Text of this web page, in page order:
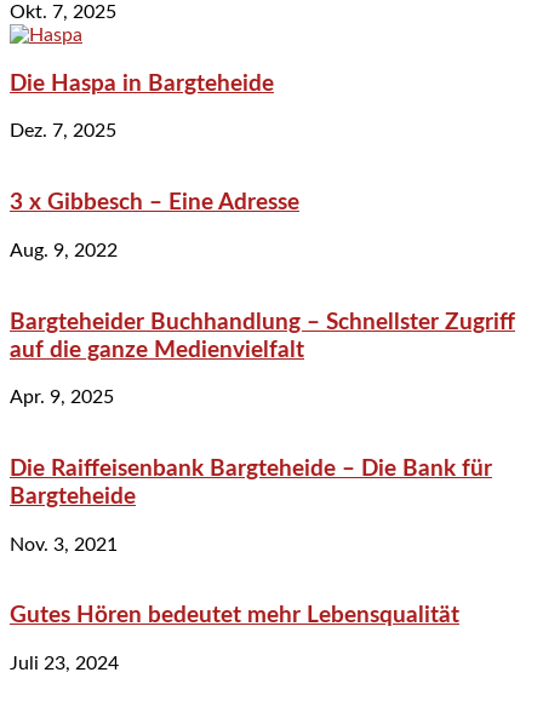
Okt. 7, 2025
Die Haspa in Bargteheide
Dez. 7, 2025
3 x Gibbesch – Eine Adresse
Aug. 9, 2022
Bargteheider Buchhandlung – Schnellster Zugriff
auf die ganze Medienvielfalt
Apr. 9, 2025
Die Raiffeisenbank Bargteheide – Die Bank für
Bargteheide
Nov. 3, 2021
Gutes Hören bedeutet mehr Lebensqualität
Juli 23, 2024